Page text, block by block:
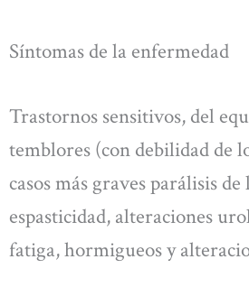
Síntomas de la enfermedad
Trastornos sensitivos, del
temblores (con debilidad de
casos más graves parálisis
espasticidad, alteraciones
fatiga, hormigueos y